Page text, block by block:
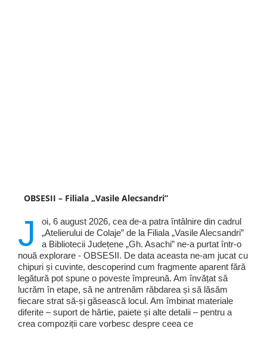
OBSESII – Filiala „Vasile Alecsandri”
J
oi, 6 august 2026, cea de-a patra întâlnire din cadrul
„Atelierului de Colaje” de la Filiala „Vasile Alecsandri”
a Bibliotecii Județene „Gh. Asachi” ne-a purtat într-o
nouă explorare - OBSESII. De data aceasta ne-am jucat cu
chipuri și cuvinte, descoperind cum fragmente aparent fără
legătură pot spune o poveste împreună. Am învățat să
lucrăm în etape, să ne antrenăm răbdarea și să lăsăm
fiecare strat să-și găsească locul. Am îmbinat materiale
diferite – suport de hârtie, paiete și alte detalii – pentru a
crea compoziții care vorbesc despre ceea ce